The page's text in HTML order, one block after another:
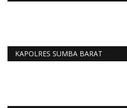
KAPOLRES SUMBA BARAT